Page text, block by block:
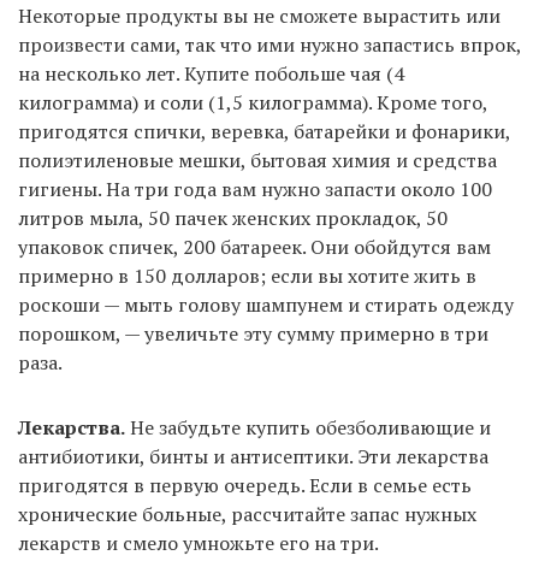
Некоторые продукты вы не сможете вырастить или
произвести сами, так что ими нужно запастись впрок,
на несколько лет. Купите побольше чая (4
килограмма) и соли (1,5 килограмма). Кроме того,
пригодятся спички, веревка, батарейки и фонарики,
полиэтиленовые мешки, бытовая химия и средства
гигиены. На три года вам нужно запасти около 100
литров мыла, 50 пачек женских прокладок, 50
упаковок спичек, 200 батареек. Они обойдутся вам
примерно в 150 долларов; если вы хотите жить в
роскоши — мыть голову шампунем и стирать одежду
порошком, — увеличьте эту сумму примерно в три
раза.
Лекарства.Не забудьте купить обезболивающие и
антибиотики, бинты и антисептики. Эти лекарства
пригодятся в первую очередь. Если в семье есть
хронические больные, рассчитайте запас нужных
лекарств и смело умножьте его на три.